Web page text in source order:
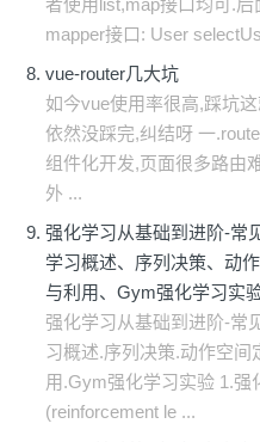
mapper接口: User
vue-router几大坑
如今vue使用率很高,踩坑
依然没踩完,纠结呀 一
组件化开发,页面很多路由
外 ...
强化学习从基础到进阶-常
学习概述、序列决策、动
与利用、Gym强化学习实
强化学习从基础到进阶-常
习概述.序列决策.动作空间
用.Gym强化学习实验 1.强
(reinforcement le ...